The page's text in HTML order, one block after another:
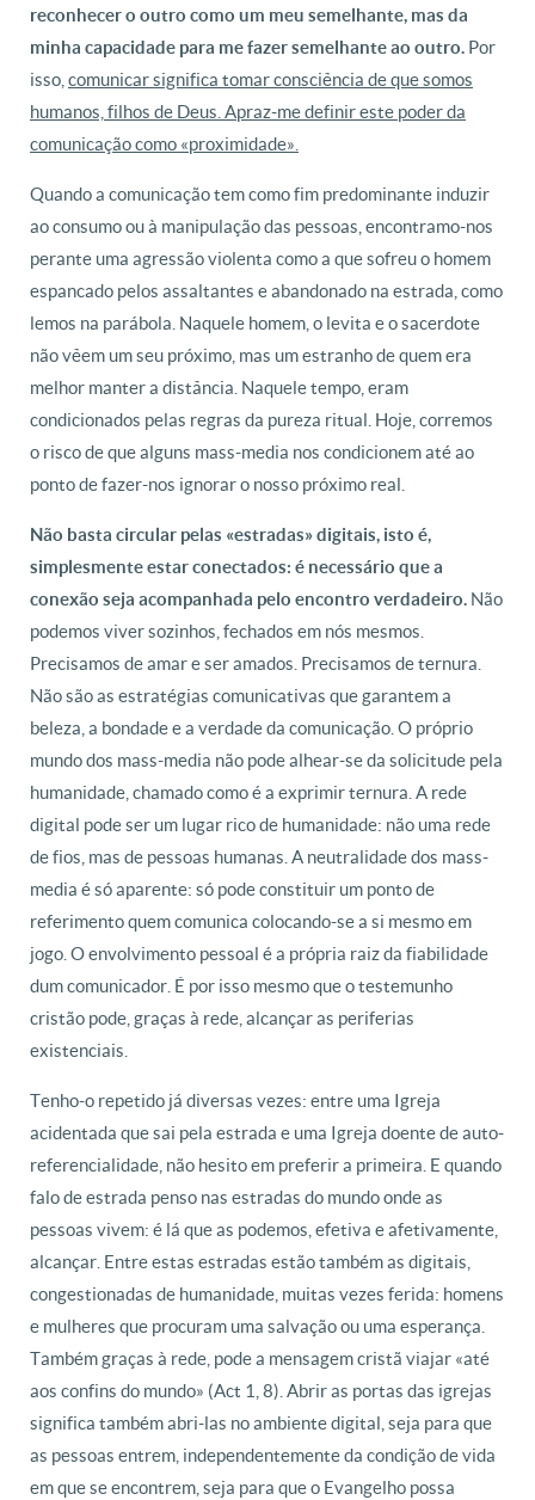
reconhecer o outro como um meu semelhante, mas da
minha capacidade para me fazer semelhante ao outro. Por
isso, comunicar significa tomar consciência de que somos
humanos, filhos de Deus. Apraz-me definir este poder da
comunicação como «proximidade».
Quando a comunicação tem como fim predominante induzir
ao consumo ou à manipulação das pessoas, encontramo-nos
perante uma agressão violenta como a que sofreu o homem
espancado pelos assaltantes e abandonado na estrada, como
lemos na parábola. Naquele homem, o levita e o sacerdote
não vêem um seu próximo, mas um estranho de quem era
melhor manter a distância. Naquele tempo, eram
condicionados pelas regras da pureza ritual. Hoje, corremos
o risco de que alguns mass-media nos condicionem até ao
ponto de fazer-nos ignorar o nosso próximo real.
Não basta circular pelas «estradas» digitais, isto é,
simplesmente estar conectados: é necessário que a
conexão seja acompanhada pelo encontro verdadeiro. Não
podemos viver sozinhos, fechados em nós mesmos.
Precisamos de amar e ser amados. Precisamos de ternura.
Não são as estratégias comunicativas que garantem a
beleza, a bondade e a verdade da comunicação. O próprio
mundo dos mass-media não pode alhear-se da solicitude pela
humanidade, chamado como é a exprimir ternura. A rede
digital pode ser um lugar rico de humanidade: não uma rede
de fios, mas de pessoas humanas. A neutralidade dos mass-
media é só aparente: só pode constituir um ponto de
referimento quem comunica colocando-se a si mesmo em
jogo. O envolvimento pessoal é a própria raiz da fiabilidade
dum comunicador. É por isso mesmo que o testemunho
cristão pode, graças à rede, alcançar as periferias
existenciais.
Tenho-o repetido já diversas vezes: entre uma Igreja
acidentada que sai pela estrada e uma Igreja doente de auto-
referencialidade, não hesito em preferir a primeira. E quando
falo de estrada penso nas estradas do mundo onde as
pessoas vivem: é lá que as podemos, efetiva e afetivamente,
alcançar. Entre estas estradas estão também as digitais,
congestionadas de humanidade, muitas vezes ferida: homens
e mulheres que procuram uma salvação ou uma esperança.
Também graças à rede, pode a mensagem cristã viajar «até
aos confins do mundo» (Act 1, 8). Abrir as portas das igrejas
significa também abri-las no ambiente digital, seja para que
as pessoas entrem, independentemente da condição de vida
em que se encontrem, seja para que o Evangelho possa